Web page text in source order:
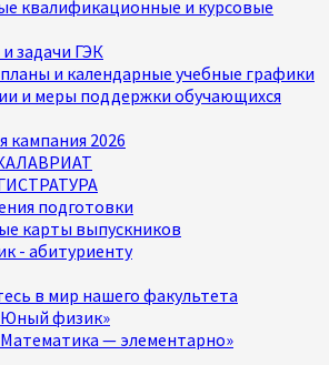
квалификационные и курсовые
задачи ГЭК
и календарные учебные графики
и меры поддержки обучающихся
кампания 2026
подготовки
карты выпускников
- абитуриенту
в мир нашего факультета
физик»
— элементарно»